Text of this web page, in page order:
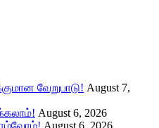
வேறுபாடு! August 7,
August 6, 2026
August 6, 2026